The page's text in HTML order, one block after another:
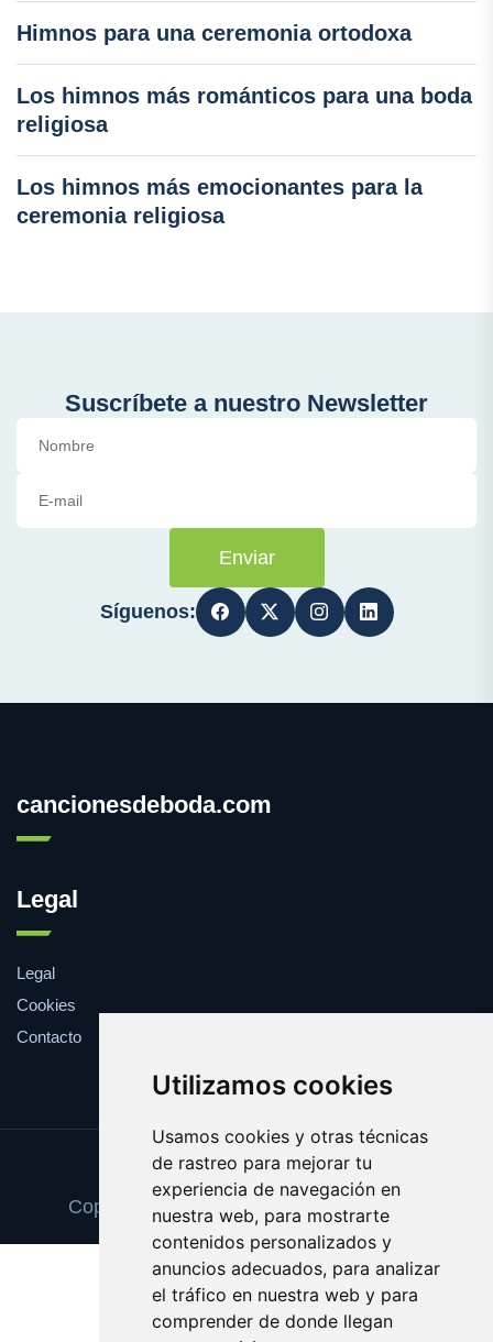
Utilizamos cookies
Usamos cookies y otras técnicas
de rastreo para mejorar tu
experiencia de navegación en
nuestra web, para mostrarte
contenidos personalizados y
anuncios adecuados, para analizar
el tráfico en nuestra web y para
comprender de donde llegan
Himnos para una ceremonia ortodoxa
Los himnos más románticos para una boda
religiosa
Los himnos más emocionantes para la
ceremonia religiosa
Suscríbete a nuestro Newsletter
Enviar
Síguenos:
cancionesdeboda.com
Legal
Legal
Cookies
Contacto
Update cookies preferences
Copyright © 2025 cancionesdeboda.com